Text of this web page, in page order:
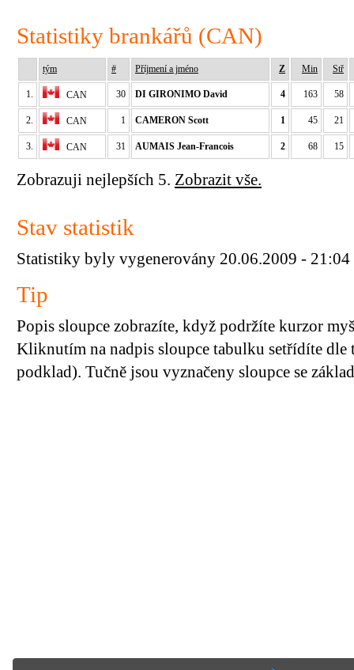
Statistiky brankářů (CAN)
tým # Příjmení a jméno Z Min Stř
1. CAN 30 DI GIRONIMO David 4 163 58
2. CAN 1 CAMERON Scott 1 45 21
3. CAN 31 AUMAIS Jean-Francois 2 68 15
Zobrazuji nejlepších 5. Zobrazit vše.
Stav statistik
Statistiky byly vygenerovány 20.06.2009 - 21:04
Tip
Popis sloupce zobrazíte, když podržíte kurzor
Kliknutím na nadpis sloupce tabulku setřídíte dle
podklad). Tučně jsou vyznačeny sloupce se